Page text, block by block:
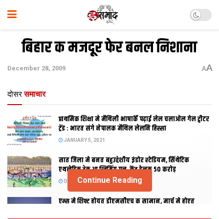
बिहार क मजदूर फेर बनल निशाना
December 28, 2009 AA
दोसर समाचार
प्राथमिक शि‍क्षा मे मैथि‍ली भाषाकेँ पढ़ाई लेल चलाओल गेल ट्वीटर
ट्रेंड : भारत संगे नेपालक मैथिल लेलनि हिस्सा
JANUARY 5, 2021
सात जिला मे बनत बहुउद्देशीय इंडोर स्‍टेडि‍यम, सिंथेटिक
एथलेटिक ट्रेक आ स्विमिंग पुल, केंद्र देलक 50 करोड़
DECEMBER 26, 2020
एम्स मे शिफ्ट होयत डीएमसीएच क सामान, मार्च मे होएत
Continue Reading